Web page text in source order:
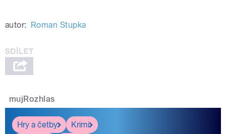
autor: Roman Stupka
mujRozhlas
Hry a četby
Krimi